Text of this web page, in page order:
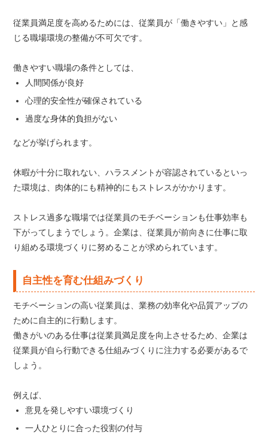
従業員満足度を高めるためには、従業員が「働きやすい」と感
じる職場環境の整備が不可欠です。
働きやすい職場の条件としては、
人間関係が良好
心理的安全性が確保されている
過度な身体的負担がない
などが挙げられます。
休暇が十分に取れない、ハラスメントが容認されているといっ
た環境は、肉体的にも精神的にもストレスがかかります。
ストレス過多な職場では従業員のモチベーションも仕事効率も
下がってしまうでしょう。企業は、従業員が前向きに仕事に取
り組める環境づくりに努めることが求められています。
自主性を育む仕組みづくり
モチベーションの高い従業員は、業務の効率化や品質アップの
ために自主的に行動します。
働きがいのある仕事は従業員満足度を向上させるため、企業は
従業員が自ら行動できる仕組みづくりに注力する必要があるで
しょう。
例えば、
意見を発しやすい環境づくり
一人ひとりに合った役割の付与